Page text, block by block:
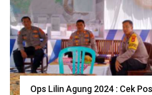
Ops Lilin Agung 2024 : Cek Pos